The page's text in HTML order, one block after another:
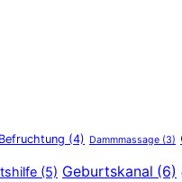
Befruchtung (4) Dammmassage (3)
(5) Geburtskanal (6)